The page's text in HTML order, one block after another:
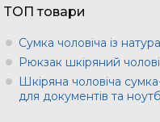
ТОП товари
Сумка чоловіча із
Рюкзак шкіряний
Шкіряна чоловіча
для документів та